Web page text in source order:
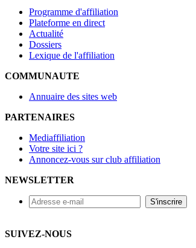
Programme d'affiliation
Plateforme en direct
Actualité
Dossiers
Lexique de l'affiliation
COMMUNAUTE
Annuaire des sites web
PARTENAIRES
Mediaffiliation
Votre site ici ?
Annoncez-vous sur club affiliation
NEWSLETTER
SUIVEZ-NOUS